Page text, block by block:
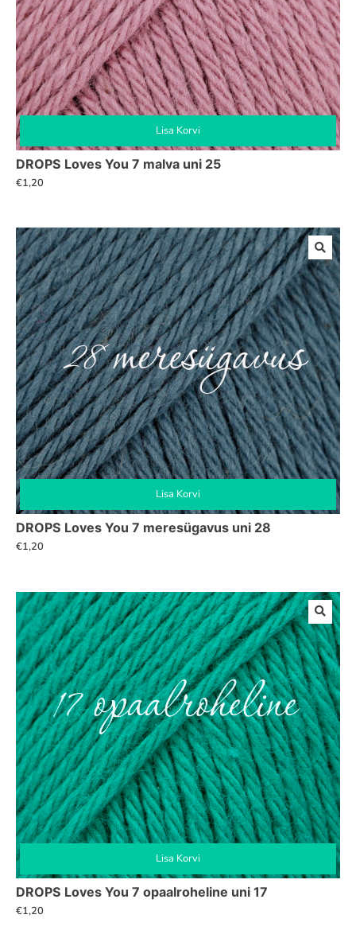
Lisa Korvi
DROPS Loves You 7 malva uni 25
€1,20
Lisa Korvi
DROPS Loves You 7 meresügavus uni 28
€1,20
Lisa Korvi
DROPS Loves You 7 opaalroheline uni 17
€1,20